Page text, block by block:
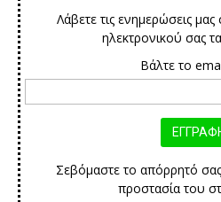
Λάβετε τις ενημερώσεις
ηλεκτρονικού σας
Βάλτε το
Σεβόμαστε το απόρρητό
προστασία του